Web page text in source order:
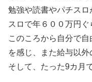
勉強や読書やパチス
スロで年６００万円ぐ
このころから自分で
を感じ、また給与以外
そして、たった9カ月